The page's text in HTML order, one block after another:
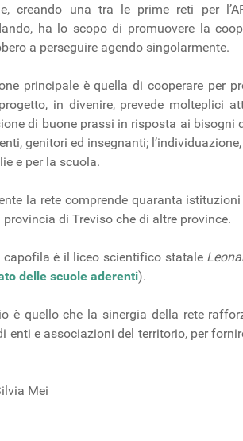
creando una tra le prime reti per
ha lo scopo di promuovere la
a perseguire agendo singolarmente.
principale è quella di cooperare per
in divenire, prevede molteplici
di buone prassi in risposta ai bisogni
genitori ed insegnanti;
e per la scuola.
la rete comprende quaranta
provincia di Treviso che di altre province.
capofila è il liceo scientifico statale
delle scuole aderenti).
è quello che la sinergia della rete
enti e associazioni del territorio, per
Mei